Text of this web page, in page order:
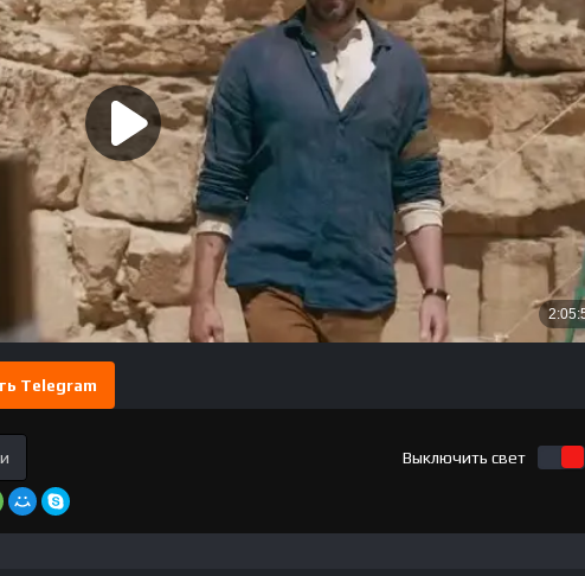
Telegram
Выключить свет